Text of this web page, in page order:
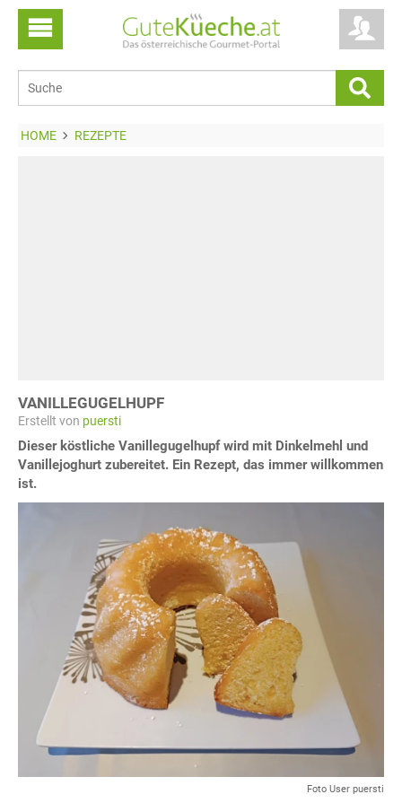
HOME REZEPTE
VANILLEGUGELHUPF
Erstellt von puersti
Dieser köstliche Vanillegugelhupf wird mit Dinkelmehl und
Vanillejoghurt zubereitet. Ein Rezept, das immer willkommen
ist.
Foto User puersti